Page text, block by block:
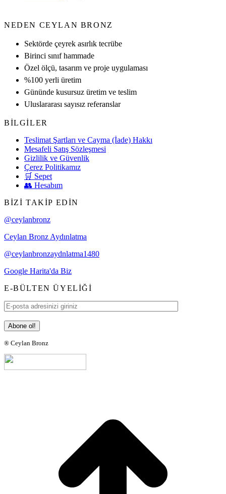
NEDEN CEYLAN BRONZ
Sektörde çeyrek asırlık tecrübe
Birinci sınıf hammade
Özel ölçü, tasarım ve proje uygulaması
%100 yerli üretim
Gününde kusursuz üretim ve teslim
Uluslararası sayısız referanslar
BILGILER
Teslimat Şartları ve Cayma (İade) Hakkı
Mesafeli Satış Sözleşmesi
Gizlilik ve Güvenlik
Çerez Politikamız
🛒 Sepet
👥 Hesabım
BIZI TAKIP EDIN
@ceylanbronz
Ceylan Bronz Aydınlatma
@ceylanbronzaydnlatma1480
Google Harita'da Biz
E-BÜLTEN ÜYELIĞI
® Ceylan Bronz